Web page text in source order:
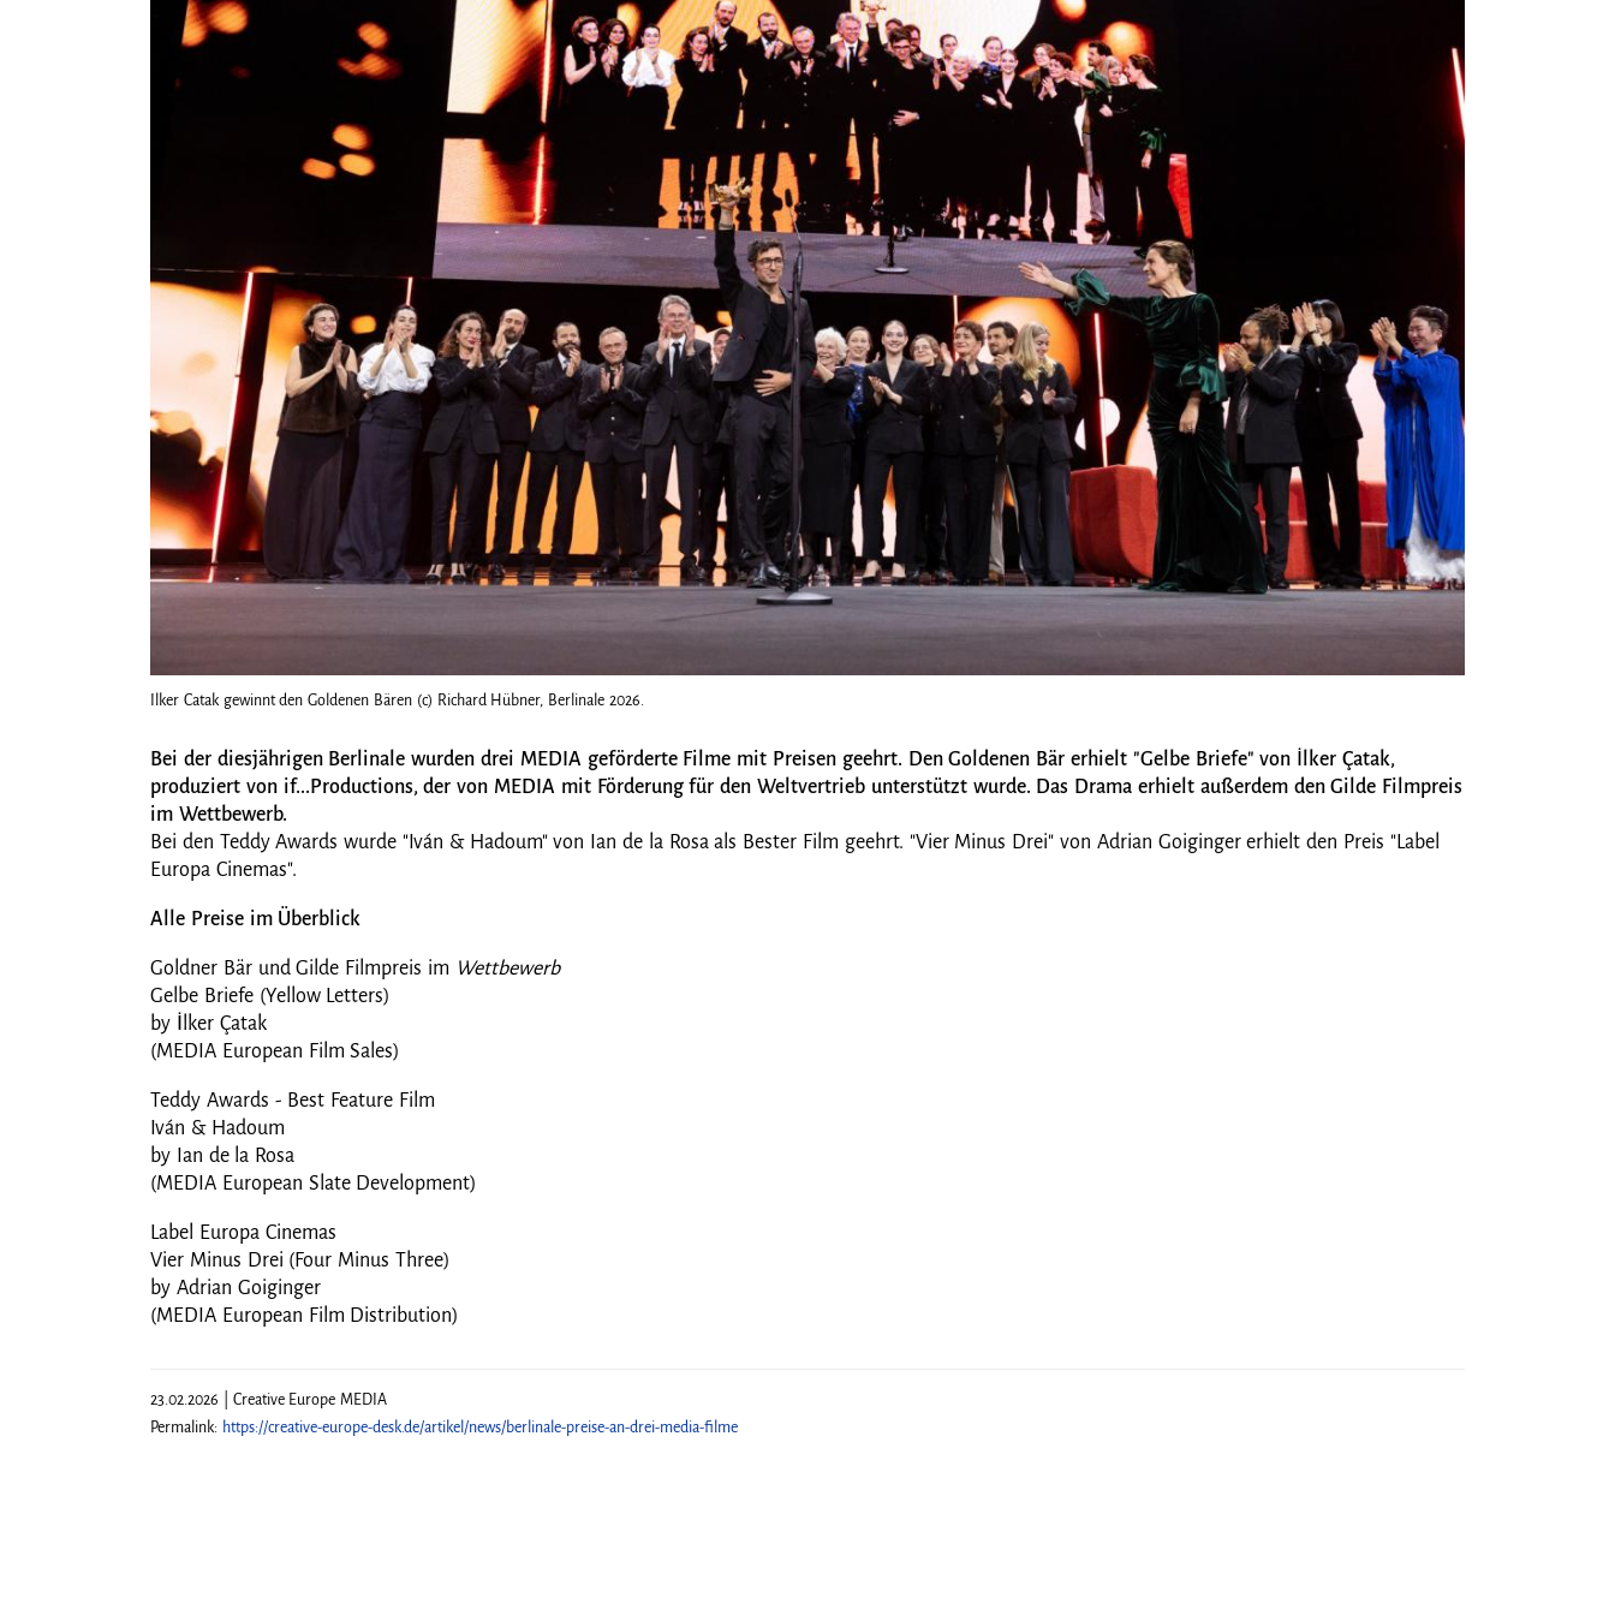
Ilker Catak gewinnt den Goldenen Bären (c) Richard Hübner, Berlinale 2026.
Bei der diesjährigen Berlinale wurden drei MEDIA geförderte Filme mit Preisen geehrt. Den Goldenen Bär erhielt "Gelbe Briefe" von İlker Çatak,
produziert von if...Productions, der von MEDIA mit Förderung für den Weltvertrieb unterstützt wurde. Das Drama erhielt außerdem den Gilde Filmpreis
im Wettbewerb.
Bei den Teddy Awards wurde "Iván & Hadoum" von Ian de la Rosa als Bester Film geehrt. "Vier Minus Drei" von Adrian Goiginger erhielt den Preis "Label
Europa Cinemas".
Alle Preise im Überblick
Goldner Bär und Gilde Filmpreis im Wettbewerb
Gelbe Briefe (Yellow Letters)
by İlker Çatak
(MEDIA European Film Sales)
Teddy Awards - Best Feature Film
Iván & Hadoum
by Ian de la Rosa
(MEDIA European Slate Development)
Label Europa Cinemas
Vier Minus Drei (Four Minus Three)
by Adrian Goiginger
(MEDIA European Film Distribution)
23.02.2026 | Creative Europe MEDIA
Permalink: https://creative-europe-desk.de/artikel/news/berlinale-preise-an-drei-media-filme